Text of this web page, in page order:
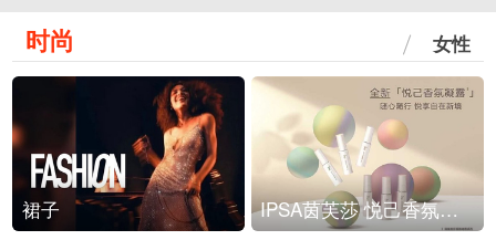
时尚 女性
裙子 IPSA茵芙莎 悦己香氛凝露上市